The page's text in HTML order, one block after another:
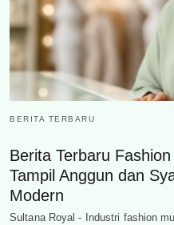
BERITA TERBARU
Berita Terbaru
Tampil Anggun dan
Modern
Sultana Royal - Industri fashion